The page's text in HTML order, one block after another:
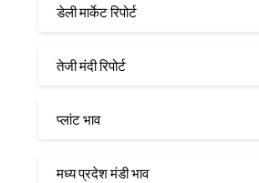
डेली मार्केट रिपोर्ट
तेजी मंदी रिपोर्ट
प्लांट भाव
मध्य प्रदेश मंडी भाव